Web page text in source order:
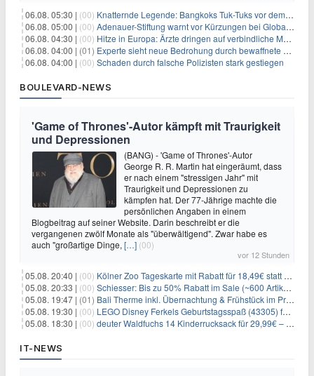
06.08. 05:30 | (00) Knatternde Legende: Bangkoks Tuk-Tuks vor dem Aus?
06.08. 05:00 | (00) Adenauer-Stiftung warnt vor Kürzungen bei Globaler Gesundheit
06.08. 04:30 | (00) Hitze in Europa: Ärzte dringen auf verbindliche Maßnahmen
06.08. 04:00 | (01) Experte sieht neue Bedrohung durch bewaffnete Drohnen
06.08. 04:00 | (00) Schaden durch falsche Polizisten stark gestiegen
BOULEVARD-NEWS
'Game of Thrones'-Autor kämpft mit Traurigkeit
und Depressionen
(BANG) - 'Game of Thrones'-Autor
George R. R. Martin hat eingeräumt, dass
er nach einem "stressigen Jahr" mit
Traurigkeit und Depressionen zu
kämpfen hat. Der 77-Jährige machte die
persönlichen Angaben in einem
Blogbeitrag auf seiner Website. Darin beschreibt er die
vergangenen zwölf Monate als "überwältigend". Zwar habe es
auch "großartige Dinge, […] (00)
vor 12 Stunden
05.08. 20:40 | (00) Kölner Zoo Tageskarte mit Rabatt für 18,49€ statt 29,50€ – einlösbar bis Dezember
05.08. 20:33 | (00) Schiesser: Bis zu 50% Rabatt im Sale (~600 Artikel zur Auswahl)
05.08. 19:47 | (01) Bali Therme inkl. Übernachtung & Frühstück im Premium Hotel (Bad Oeynhausen) ab 89€ p.P.
05.08. 19:30 | (00) LEGO Disney Ferkels Geburtstagsspaß (43305) für 29,10€
05.08. 18:30 | (00) deuter Waldfuchs 14 Kinderrucksack für 29,99€ – Amber-maple
IT-NEWS